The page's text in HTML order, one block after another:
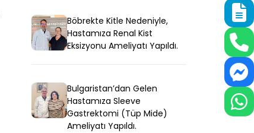
Böbrekte Kitle Nedeniyle,
Hastamıza Renal Kist
Eksizyonu Ameliyatı Yapıldı.
Bulgaristan’dan Gelen
Hastamıza Sleeve
Gastrektomi (Tüp Mide)
Ameliyatı Yapıldı.